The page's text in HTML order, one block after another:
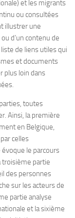
et les migrants
ou consultées
illustrer une
d’un contenu de
de liens utiles qui
et documents
plus loin dans
toutes
Ainsi, la première
en Belgique,
celles
évoque le parcours
troisième partie
des personnes
sur les acteurs de
partie analyse
et la sixième